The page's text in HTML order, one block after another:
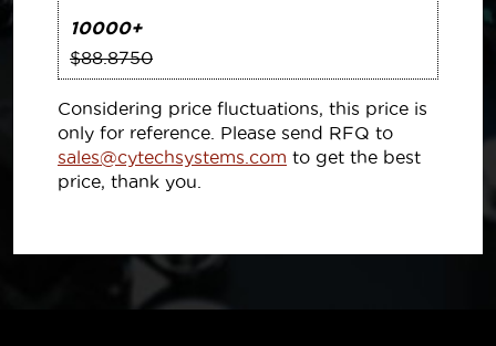
10000+
$88.8750
Considering price fluctuations, this price is
only for reference. Please send RFQ to
sales@cytechsystems.com to get the best
price, thank you.